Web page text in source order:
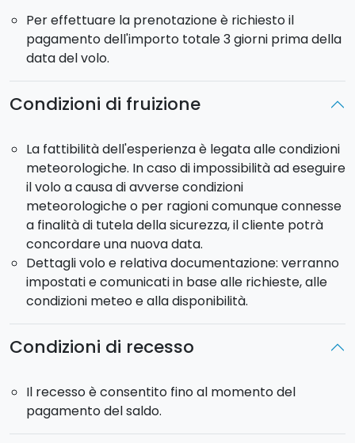
Per effettuare la prenotazione è richiesto il
pagamento dell'importo totale 3 giorni prima della
data del volo.
Condizioni di fruizione
La fattibilità dell'esperienza è legata alle condizioni
meteorologiche. In caso di impossibilità ad eseguire
il volo a causa di avverse condizioni
meteorologiche o per ragioni comunque connesse
a finalità di tutela della sicurezza, il cliente potrà
concordare una nuova data.
Dettagli volo e relativa documentazione: verranno
impostati e comunicati in base alle richieste, alle
condizioni meteo e alla disponibilità.
Condizioni di recesso
Il recesso è consentito fino al momento del
pagamento del saldo.